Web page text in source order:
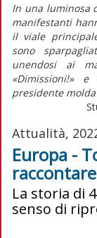
In una luminosa
manifestanti
il viale
sono
unendosi ai
«Dimissioni!»
presidente
Attualità,
Europa -
La storia di
senso di